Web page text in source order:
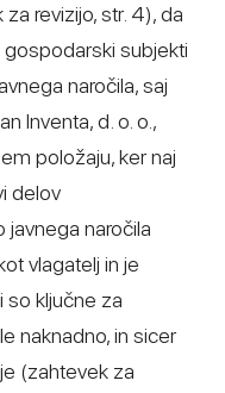
revizijo, str. 4), da
gospodarski subjekti
naročila, saj
Inventa, d. o. o.,
položaju, ker naj
delov
naročila
vlagatelj in je
so ključne za
naknadno, in sicer
(zahtevek za